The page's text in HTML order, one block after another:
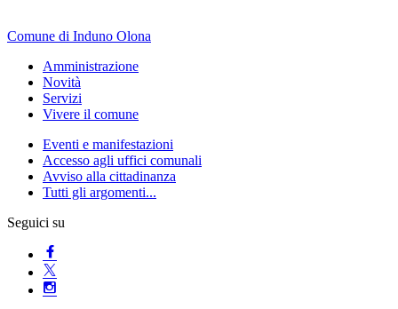
Comune di Induno Olona
Amministrazione
Novità
Servizi
Vivere il comune
Eventi e manifestazioni
Accesso agli uffici comunali
Avviso alla cittadinanza
Tutti gli argomenti...
Seguici su